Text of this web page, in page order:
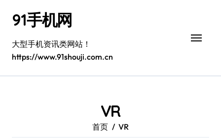
91手机网
大型手机资讯类网站！
https://www.91shouji.com.cn
VR
首页 VR